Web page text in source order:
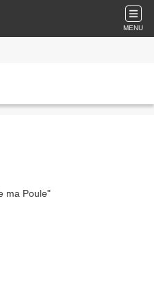
MENU